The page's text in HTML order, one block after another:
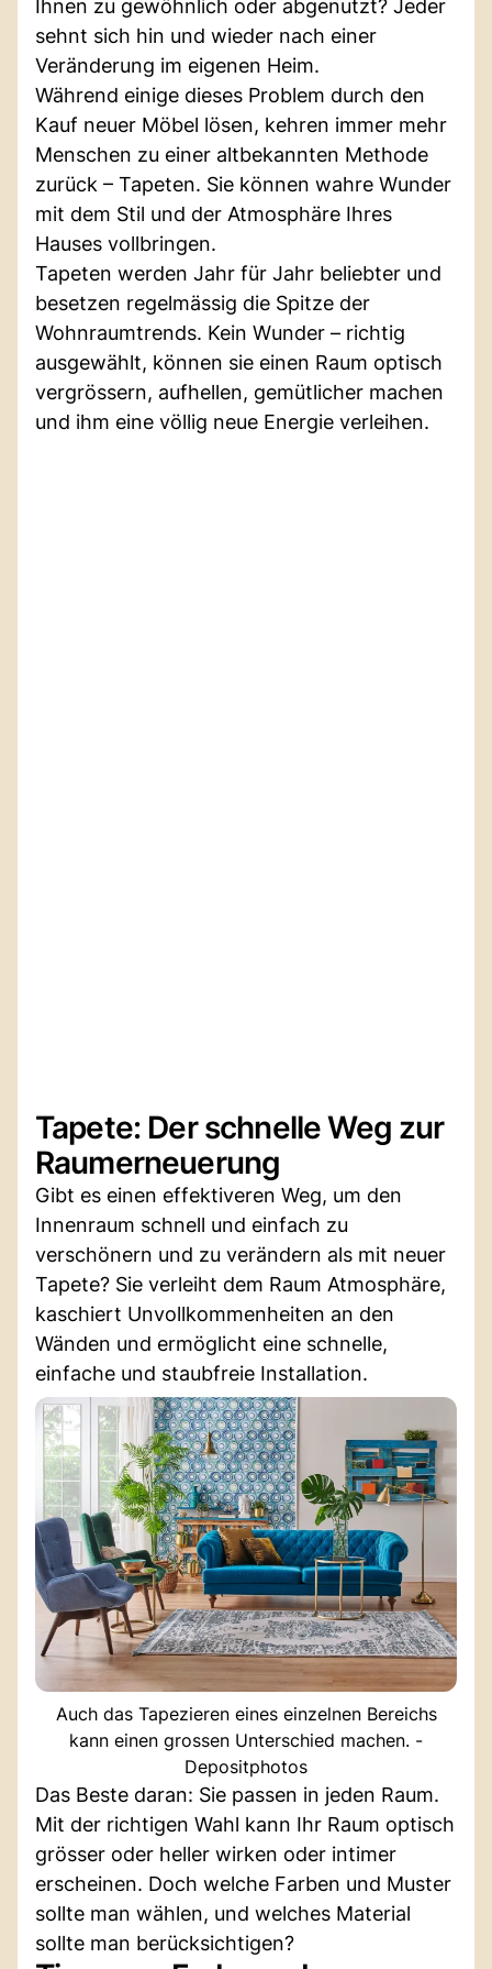
Ihnen zu gewöhnlich oder abgenutzt? Jeder
sehnt sich hin und wieder nach einer
Veränderung im eigenen Heim.
Während einige dieses Problem durch den
Kauf neuer Möbel lösen, kehren immer mehr
Menschen zu einer altbekannten Methode
zurück – Tapeten. Sie können wahre Wunder
mit dem Stil und der Atmosphäre Ihres
Hauses vollbringen.
Tapeten werden Jahr für Jahr beliebter und
besetzen regelmässig die Spitze der
Wohnraumtrends. Kein Wunder – richtig
ausgewählt, können sie einen Raum optisch
vergrössern, aufhellen, gemütlicher machen
und ihm eine völlig neue Energie verleihen.
Tapete: Der schnelle Weg zur
Raumerneuerung
Gibt es einen effektiveren Weg, um den
Innenraum schnell und einfach zu
verschönern und zu verändern als mit neuer
Tapete? Sie verleiht dem Raum Atmosphäre,
kaschiert Unvollkommenheiten an den
Wänden und ermöglicht eine schnelle,
einfache und staubfreie Installation.
Auch das Tapezieren eines einzelnen Bereichs
kann einen grossen Unterschied machen. -
Depositphotos
Das Beste daran: Sie passen in jeden Raum.
Mit der richtigen Wahl kann Ihr Raum optisch
grösser oder heller wirken oder intimer
erscheinen. Doch welche Farben und Muster
sollte man wählen, und welches Material
sollte man berücksichtigen?